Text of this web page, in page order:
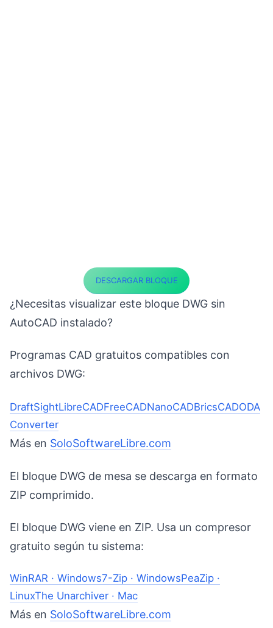
DESCARGAR BLOQUE
¿Necesitas visualizar este bloque DWG sin
AutoCAD instalado?
Programas CAD gratuitos compatibles con
archivos DWG:
DraftSightLibreCADFreeCADNanoCADBricsCADODA
Converter
Más en SoloSoftwareLibre.com
El bloque DWG de mesa se descarga en formato
ZIP comprimido.
El bloque DWG viene en ZIP. Usa un compresor
gratuito según tu sistema:
WinRAR · Windows7-Zip · WindowsPeaZip ·
LinuxThe Unarchiver · Mac
Más en SoloSoftwareLibre.com